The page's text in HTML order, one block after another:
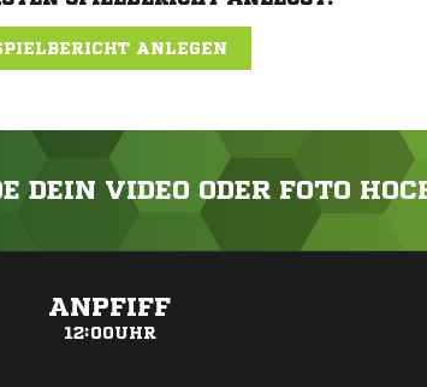
ANLEGEN
DEIN VIDEO ODER FOTO
ANPFIFF
12:00UHR